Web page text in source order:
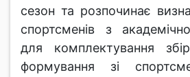
сезон та розпочинає
спортсменів з
для комплектування
формування зі